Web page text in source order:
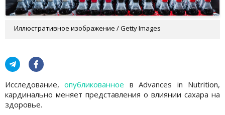
Иллюстративное изображение / Getty Images
Исследование,опубликованное в Advances in Nutrition,
кардинально меняет представления о влиянии сахара на
здоровье.